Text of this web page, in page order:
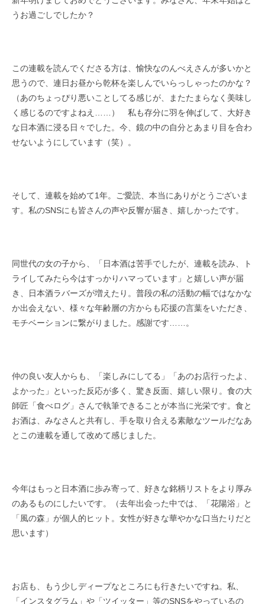
うお過ごしでしたか？
この連載を読んでくださる方は、愉快なのんべえさんが多いかと
思うので、連日お昼から乾杯を楽しんでいらっしゃったのかな？
（あのちょっぴり悪いことしてる感じが、またたまらなく美味し
く感じるのですよねえ……） 私も存分に羽を伸ばして、大好き
な日本酒に浸る日々でした。今、鏡の中の自分とあまり目を合わ
せないようにしています（笑）。
そして、連載を始めて1年。ご愛読、本当にありがとうございま
す。私のSNSにも皆さんの声や反響が届き、嬉しかったです。
同世代の女の子から、「日本酒は苦手でしたが、連載を読み、ト
ライしてみたら今はすっかりハマっています」と嬉しい声が届
き、日本酒ラバーズが増えたり。普段の私の活動の幅ではなかな
か出会えない、様々な年齢層の方からも応援の言葉をいただき、
モチベーションに繋がりました。感謝です……。
仲の良い友人からも、「楽しみにしてる」「あのお店行ったよ、
よかった」といった反応が多く、驚き反面、嬉しい限り。食の大
師匠「食べログ」さんで執筆できることが本当に光栄です。食と
お酒は、みなさんと共有し、手を取り合える素敵なツールだなあ
とこの連載を通して改めて感じました。
今年はもっと日本酒に歩み寄って、好きな銘柄リストをより厚み
のあるものにしたいです。（去年出会った中では、「花陽浴」と
「風の森」が個人的ヒット。女性が好きな華やかな口当たりだと
思います）
お店も、もう少しディープなところにも行きたいですね。私、
「インスタグラム」や「ツイッター」等のSNSをやっているの